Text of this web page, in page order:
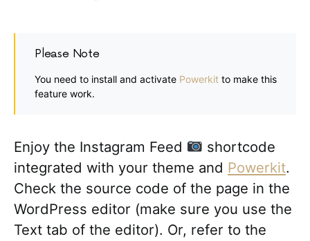
Please Note
You need to install and activate Powerkit to make this
feature work.
Enjoy the Instagram Feed
shortcode
integrated with your theme and Powerkit.
Check the source code of the page in the
WordPress editor (make sure you use the
Text tab of the editor). Or, refer to the